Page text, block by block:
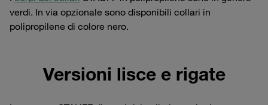
verdi. In via opzionale sono disponibili collari in
polipropilene di colore nero.
Versioni lisce e rigate